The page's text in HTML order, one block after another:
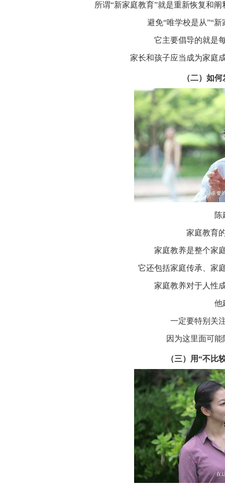
所谓“新家庭教育”就是重新恢复和
避免“唯学校是从”“
它主要倡导的就是
家长和孩子应当成为家庭
（二）如
陈
家庭教育
家庭教养是整个家
它还包括家庭传承、家
家庭教养对于人性
他
一定要特别关
因为这里面可
（三）用“不比